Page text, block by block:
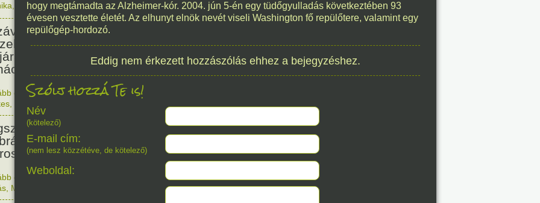
Érdekes 1991. 08. 06.
nagyolaszi
ahol a magyarok
győzték le a törököket
előtt.
503éve
olvasom|Nincs hozzászólás, szólj hozzá!
1523. 08. 06.
Marschalkó János
aki a Lánchíd
készítette.
208éve
olvasom|Nincs hozzászólás, szólj hozzá!
Magyar 1818. 08. 06.
hogy megtámadta az Alzheimer-kór. 2004. jún 5-én egy tüdőgyulladás következtében 93
évesen vesztette életét. Az elhunyt elnök nevét viseli Washington fő repülőtere, valamint egy
repülőgép-hordozó.
Eddig nem érkezett hozzászólás ehhez a bejegyzéshez.
Szólj hozzá Te is!
Név
(kötelező)
E-mail cím:
(nem lesz közzétéve, de kötelező)
Weboldal: